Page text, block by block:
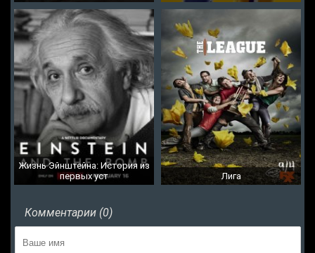
Жизнь Эйнштейна: История из
первых уст
Лига
Комментарии (0)